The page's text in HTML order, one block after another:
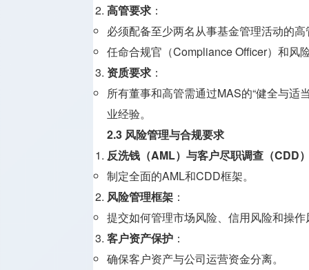
高管要求 ：
必须配备至少两名从事基金管理活动的
任命合规官（Compliance Officer）和风
资质要求 ：
所有董事和高管需通过MAS的“健全与适
业经验。
2.3 风险管理与合规要求
反洗钱（AML）与客户尽职调查（CDD
制定全面的AML和CDD框架。
风险管理框架 ：
提交如何管理市场风险、信用风险和操
客户资产保护 ：
确保客户资产与公司运营资金分离。